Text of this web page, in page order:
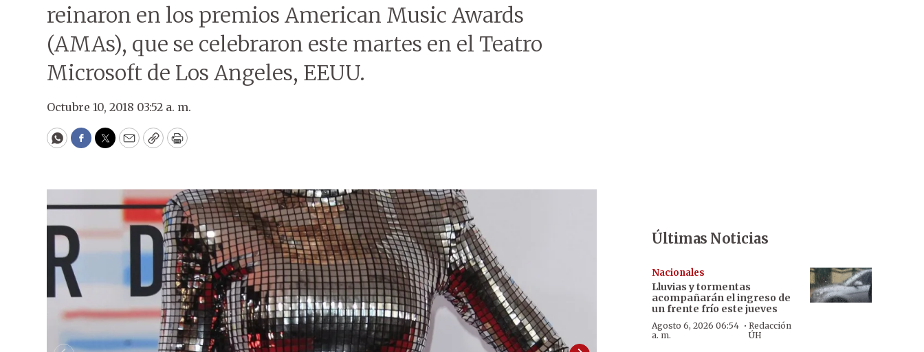
reinaron en los premios American Music Awards
(AMAs), que se celebraron este martes en el Teatro
Microsoft de Los Angeles, EEUU.
Octubre 10, 2018 03:52 a. m.
WhatsApp
Facebook
Twitter
EmailCopyPrint
Últimas Noticias
Nacionales
Lluvias y tormentas
acompañarán el ingreso de
un frente frío este jueves
Agosto 6, 2026 06:54
a. m.
· Redacción
ÚH